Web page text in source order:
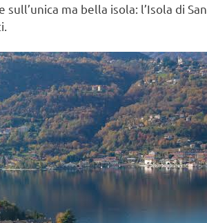
ma bella isola: l’Isola di San